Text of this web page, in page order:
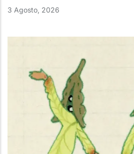
3 Agosto, 2026